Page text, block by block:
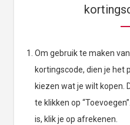
Om gebruik te maken
kortingscode, dien je het
kiezen wat je wilt kopen.
te klikken op
is, klik je op afrekenen.